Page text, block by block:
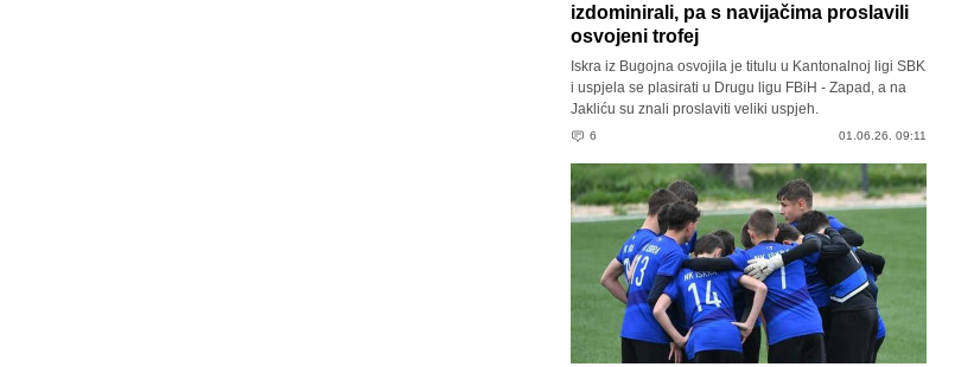
izdominirali, pa s navijačima proslavili
osvojeni trofej
Iskra iz Bugojna osvojila je titulu u Kantonalnoj ligi SBK
i uspjela se plasirati u Drugu ligu FBiH - Zapad, a na
Jakliću su znali proslaviti veliki uspjeh.
6 01.06.26. 09:11